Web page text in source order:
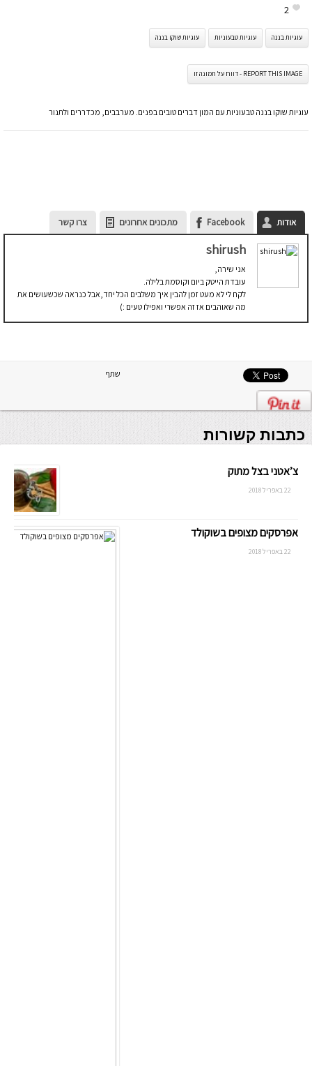
2
עוגיות בננה עוגיות טבעוניות עוגיות שוקו בננה
REPORT THIS IMAGE - דווח על תמונה זו
עוגיות שוקו בננה טבעוניות עם המון דברים טובים בפנים. מערבבים, מכדררים ולתנור
אודות Facebook מתכונים אחרונים צרו קשר
shirush
אני שירה,
עובדת הייטק ביום וקוסמת בלילה.
לקח לי לא מעט זמן להבין איך משלבים הכל יחד,אבל כנראה שכשעושים את
מה שאוהבים אז זה אפשרי ואפילו טעים :)
שתף
כתבות קשורות
צ’אטני בצל מתוק
22 באפריל 2018
אפרסקים מצופים בשוקולד
22 באפריל 2018